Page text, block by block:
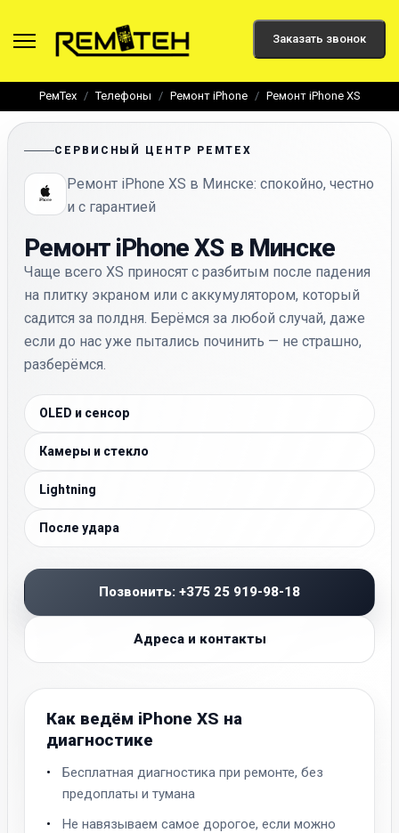
Заказать звонок
РемТех Телефоны Ремонт iPhone Ремонт iPhone XS
СЕРВИСНЫЙ ЦЕНТР РЕМТЕХ
Ремонт iPhone XS в Минске: спокойно, честно
и с гарантией
Ремонт iPhone XS в Минске
Чаще всего XS приносят с разбитым после падения
на плитку экраном или с аккумулятором, который
садится за полдня. Берёмся за любой случай, даже
если до нас уже пытались починить — не страшно,
разберёмся.
OLED и сенсор
Камеры и стекло
Lightning
После удара
Позвонить: +375 25 919-98-18
Адреса и контакты
Как ведём iPhone XS на
диагностике
Бесплатная диагностика при ремонте, без
предоплаты и тумана
Не навязываем самое дорогое, если можно